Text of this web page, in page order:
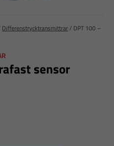
Differenstrycktransmittrar/ DPT 100 –
sensor